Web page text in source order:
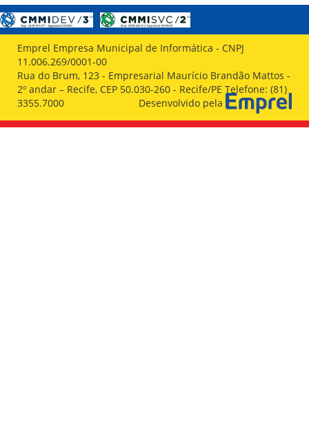
Emprel Empresa Municipal de Informática - CNPJ
11.006.269/0001-00
Rua do Brum, 123 - Empresarial Maurício Brandão Mattos -
2º andar – Recife, CEP 50.030-260 - Recife/PE Telefone: (81)
3355.7000
Desenvolvido pela